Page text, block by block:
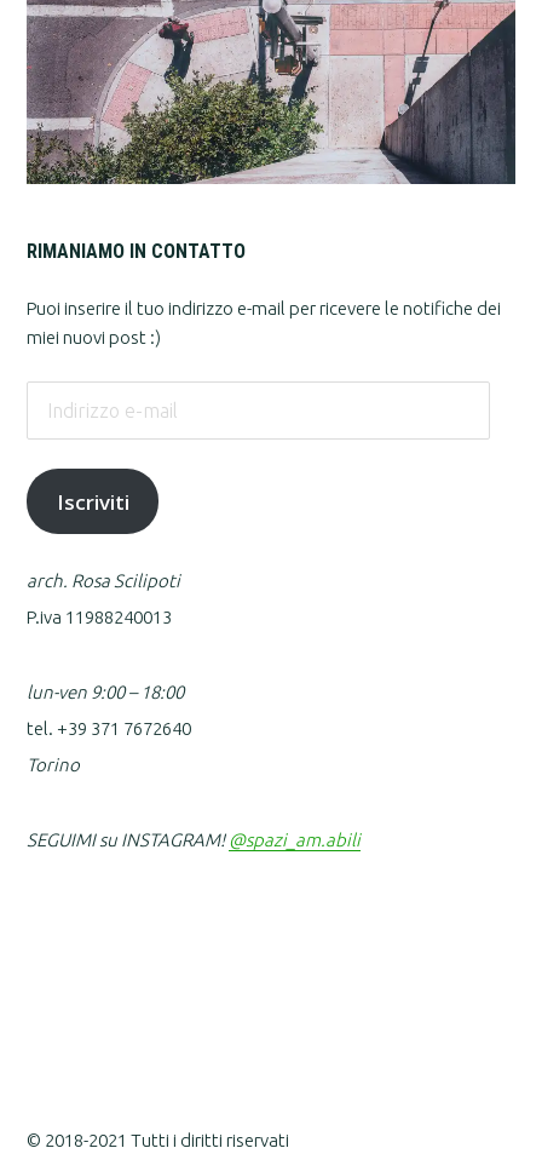
RIMANIAMO IN CONTATTO
Puoi inserire il tuo indirizzo e-mail per ricevere le notifiche dei
miei nuovi post :)
Iscriviti
arch. Rosa Scilipoti
P.iva 11988240013
lun-ven 9:00 – 18:00
tel. +39 371 7672640
Torino
SEGUIMI su INSTAGRAM!@spazi_am.abili
© 2018-2021 Tutti i diritti riservati